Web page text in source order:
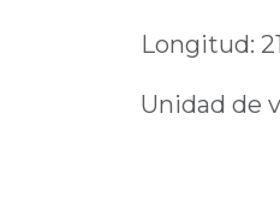
Longitud:
Unidad de